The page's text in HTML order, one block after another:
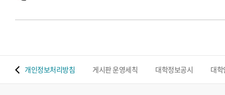
개인정보처리방침 게시판 운영세칙 대학정보공시 대